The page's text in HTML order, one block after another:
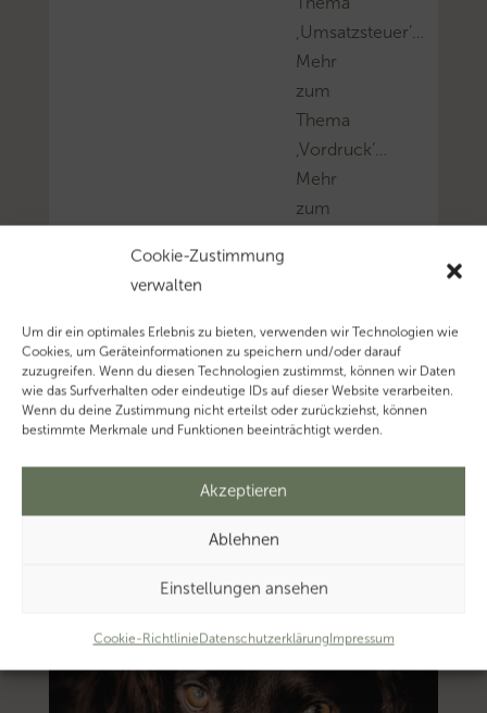
Cookie-Zustimmung
verwalten
Um dir ein optimales Erlebnis zu bieten, verwenden wir Technologien wie
Cookies, um Geräteinformationen zu speichern und/oder darauf
zuzugreifen. Wenn du diesen Technologien zustimmst, können wir Daten
wie das Surfverhalten oder eindeutige IDs auf dieser Website verarbeiten.
Wenn du deine Zustimmung nicht erteilst oder zurückziehst, können
bestimmte Merkmale und Funktionen beeinträchtigt werden.
Akzeptieren
Ablehnen
Einstellungen ansehen
Cookie-RichtlinieDatenschutzerklärungImpressum
‚Umsatzsteuer’…
Mehr
zum
Thema
‚Vordruck’…
Mehr
zum
zum
Thema
‚Unternehmer’…